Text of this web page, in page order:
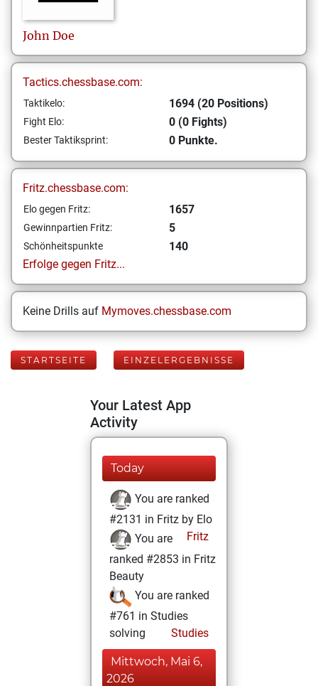
John Doe
Tactics.chessbase.com:
Taktikelo: 1694 (20 Positions)
Fight Elo: 0 (0 Fights)
Bester Taktiksprint: 0 Punkte.
Fritz.chessbase.com:
Elo gegen Fritz: 1657
Gewinnpartien Fritz: 5
Schönheitspunkte
140
Erfolge gegen Fritz...
Keine Drills auf Mymoves.chessbase.com
STARTSEITE EINZELERGEBNISSE
Your Latest App
Activity
Today
You are ranked
#2131 in Fritz by Elo
Fritz
You are
ranked #2853 in Fritz
Beauty
You are ranked
#761 in Studies
solving
Studies
Mittwoch, Mai 6,
2026